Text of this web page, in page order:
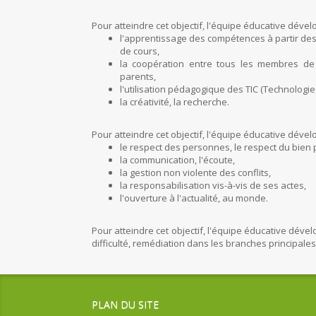
Pour atteindre cet objectif, l'équipe éducative
l'apprentissage des compétences à partir
de cours,
la coopération entre tous les membres
parents,
l'utilisation pédagogique des TIC
la créativité, la recherche.
Pour atteindre cet objectif, l'équipe éducative
le respect des personnes, le respect du bien
la communication, l'écoute,
la gestion non violente des conflits,
la responsabilisation vis-à-vis de ses actes,
l'ouverture à l'actualité, au monde.
Pour atteindre cet objectif, l'équipe éducative
difficulté, remédiation dans les branches
PLAN DU SITE